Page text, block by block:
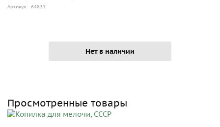
Артикул: 64831
Нет в наличии
Просмотренные товары